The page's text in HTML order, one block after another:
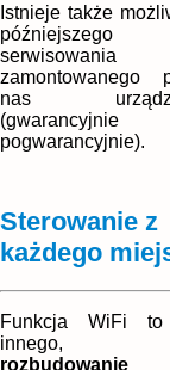
Istnieje także
późniejszego
serwisowania
zamontowanego
nas
pogwarancyjnie).
Sterowanie z
każdego
Funkcja WiFi
innego,
rozbudowanie